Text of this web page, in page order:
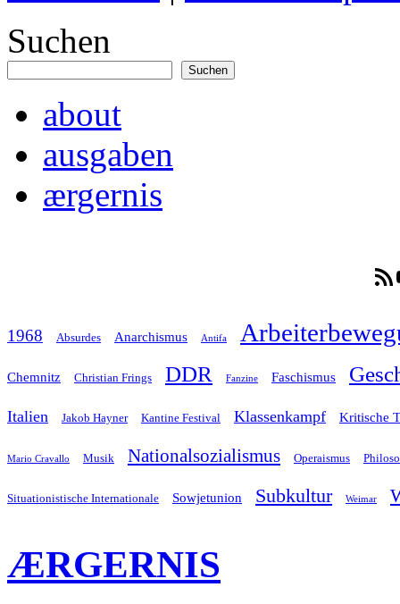
Suchen
Suchen
about
ausgaben
ærgernis
RSS-
1968 Absurdes Anarchismus Antifa
Chemnitz Christian Frings DDR Fanzine Faschismus
Italien Jakob Hayner Kantine Festival Klassenkampf Kritische
Mario Cravallo Musik Nationalsozialismus Operaismus
Situationistische Internationale Sowjetunion Subkultur Weimar
ÆRGERNIS